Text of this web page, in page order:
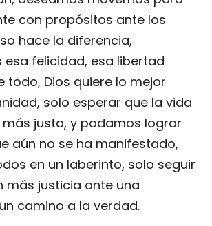
con propósitos ante los
hace la diferencia,
felicidad, esa libertad
todo, Dios quiere lo mejor
solo esperar que la vida
justa, y podamos lograr
aún no se ha manifestado,
en un laberinto, solo seguir
más justicia ante una
camino a la verdad.